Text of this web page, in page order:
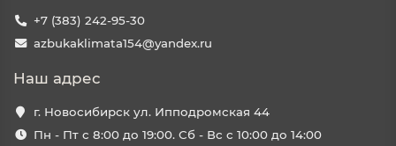
+7 (383) 242-95-30
azbukaklimata154@yandex.ru
Наш адрес
г. Новосибирск ул. Ипподромская 44
Пн - Пт с 8:00 до 19:00. Сб - Вс с 10:00 до 14:00